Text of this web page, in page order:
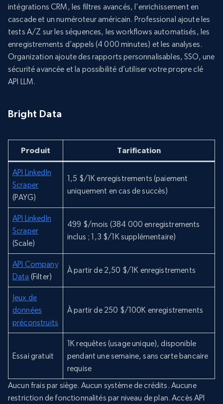
intégrations CRM, les filtres avancés, l’enrichissement en
cascade et un numéroteur américain. Professional ajoute les
tests A/Z sur les séquences, les workflows automatisés, les
enregistrements d’appels (4 000 minutes) et les analyses.
Organization ajoute des rapports personnalisables, SSO, une
sécurité avancée et la possibilité d’utiliser votre propre clé
API LLM.
Bright Data
Produit Tarification
API LinkedIn
Scraper
(PAYG)
1,5 $/1K enregistrements (paiement
uniquement en cas de succès)
API LinkedIn
Scraper
(Scale)
499 $/mois (384 000 enregistrements
inclus ; 1,3 $/1K supplémentaire)
API Company
Data (Filter)
À partir de 2,50 $/1K enregistrements
Jeux de
données
préconstruits
À partir de 250 $/100K enregistrements
Essai gratuit
1K requêtes (usage unique), disponible
pendant une semaine, sans carte bancaire
requise
Aucun frais par siège. Aucun système de crédits. Aucune
restriction de fonctionnalités par niveau de plan. Accès API